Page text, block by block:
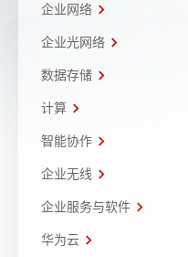
企业网络
企业光网络
数据存储
计算
智能协作
企业无线
企业服务与软件
华为云